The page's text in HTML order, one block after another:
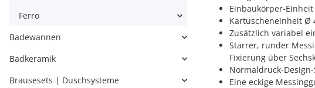
Einbaukörper-
Kartuscheneinheit Ø
Zusätzlich variabel
Starrer, runder
Fixierung über
Normaldruck-
Eine eckige
Ferro
Badewannen
Badkeramik
Brausesets | Duschsysteme